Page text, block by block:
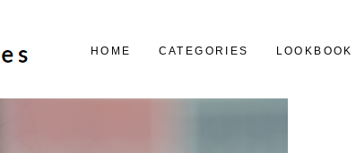
HOME CATEGORIES LOOKBOOK